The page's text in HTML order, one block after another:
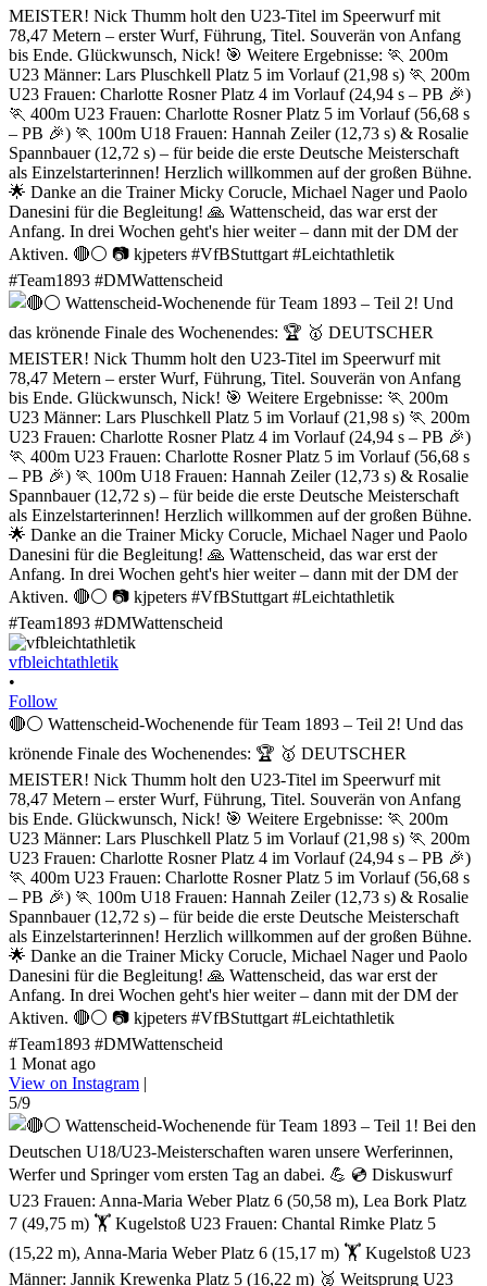
vfbleichtathletik
•
Follow
🔴⚪ Wattenscheid-Wochenende für Team 1893 – Teil 2! Und das
krönende Finale des Wochenendes: 🏆 🥇 DEUTSCHER
MEISTER! Nick Thumm holt den U23-Titel im Speerwurf mit
78,47 Metern – erster Wurf, Führung, Titel. Souverän von Anfang
bis Ende. Glückwunsch, Nick! 🎯 Weitere Ergebnisse: 🏃 200m
U23 Männer: Lars Pluschkell Platz 5 im Vorlauf (21,98 s) 🏃 200m
U23 Frauen: Charlotte Rosner Platz 4 im Vorlauf (24,94 s – PB 🎉)
🏃 400m U23 Frauen: Charlotte Rosner Platz 5 im Vorlauf (56,68 s
– PB 🎉) 🏃 100m U18 Frauen: Hannah Zeiler (12,73 s) & Rosalie
Spannbauer (12,72 s) – für beide die erste Deutsche Meisterschaft
als Einzelstarterinnen! Herzlich willkommen auf der großen Bühne.
🌟 Danke an die Trainer Micky Corucle, Michael Nager und Paolo
Danesini für die Begleitung! 🙏 Wattenscheid, das war erst der
Anfang. In drei Wochen geht's hier weiter – dann mit der DM der
Aktiven. 🔴⚪ 📷 kjpeters #VfBStuttgart #Leichtathletik
#Team1893 #DMWattenscheid
1 Monat ago
View on Instagram |
5/9